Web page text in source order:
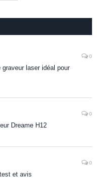
0
laser idéal pour
0
Dreame H12
0
et avis